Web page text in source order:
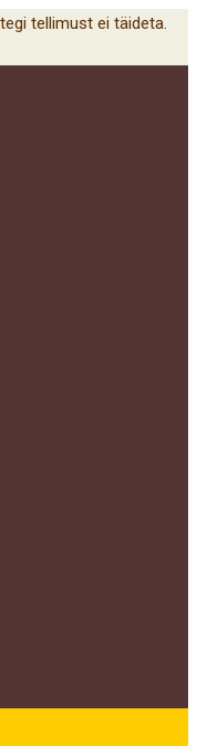
tellimust ei täideta.